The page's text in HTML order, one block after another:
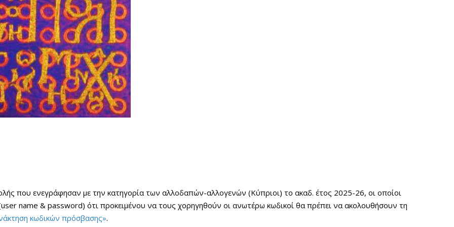
που ενεγράφησαν με την κατηγορία των αλλοδαπών-αλλογενών (Κύπριοι) το ακαδ. έτος 2025-26, οι οποίοι
name & password) ότι προκειμένου να τους χορηγηθούν οι ανωτέρω κωδικοί θα πρέπει να ακολουθήσουν τη
κωδικών πρόσβασης».